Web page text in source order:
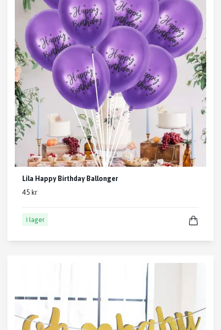
Lila Happy Birthday Ballonger
45 kr
I lager